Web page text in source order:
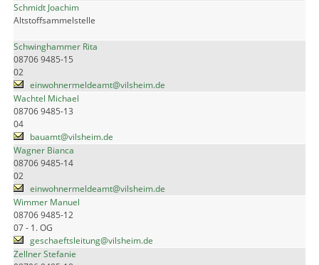
Schmidt Joachim
Altstoffsammelstelle
Schwinghammer Rita
08706 9485-15
02
einwohnermeldeamt@vilsheim.de
Wachtel Michael
08706 9485-13
04
bauamt@vilsheim.de
Wagner Bianca
08706 9485-14
02
einwohnermeldeamt@vilsheim.de
Wimmer Manuel
08706 9485-12
07 - 1. OG
geschaeftsleitung@vilsheim.de
Zellner Stefanie